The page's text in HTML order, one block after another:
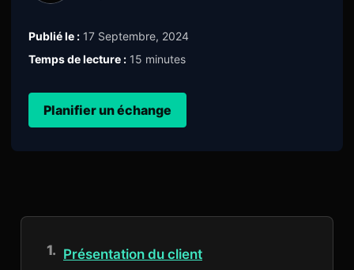
Publié le : 17 Septembre, 2024
Temps de lecture : 15 minutes
Planifier un échange
Présentation du client